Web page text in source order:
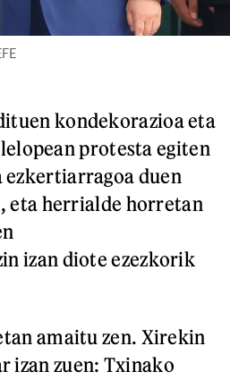
kondekorazioa eta
lelopean protesta egiten
ezkertiarragoa duen
eta herrialde horretan
izan diote ezezkorik
amaitu zen. Xirekin
izan zuen: Txinako